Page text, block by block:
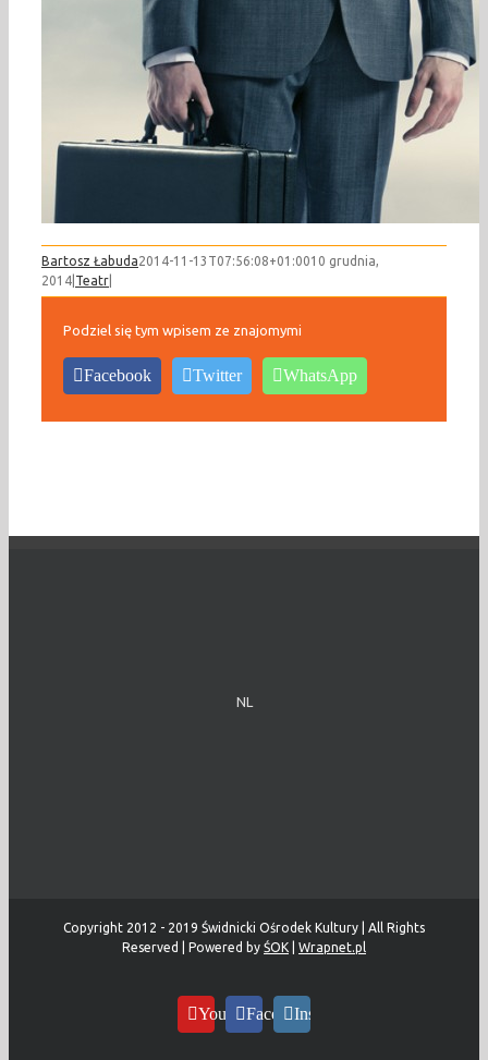
Bartosz Łabuda2014-11-13T07:56:08+01:0010 grudnia,
2014 Teatr
Podziel się tym wpisem ze znajomymi
Facebook Twitter WhatsApp
NL
Copyright 2012 - 2019 Świdnicki Ośrodek Kultury | All Rights
Reserved | Powered by ŚOK Wrapnet.pl
YouTubeFacebookInstagram